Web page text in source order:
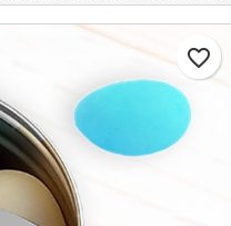
favorite_border